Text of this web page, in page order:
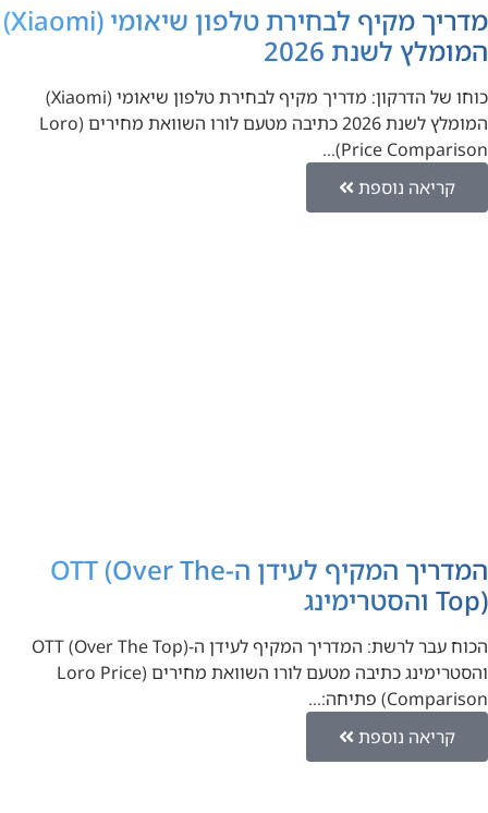
מדריך מקיף לבחירת טלפון שיאומי (Xiaomi)
המומלץ לשנת 2026
כוחו של הדרקון: מדריך מקיף לבחירת טלפון שיאומי (Xiaomi)
המומלץ לשנת 2026 כתיבה מטעם לורו השוואת מחירים (Loro
Price Comparison)…
קריאה נוספת
המדריך המקיף לעידן ה-OTT (Over The
Top) והסטרימינג
הכוח עבר לרשת: המדריך המקיף לעידן ה-OTT (Over The Top)
והסטרימינג כתיבה מטעם לורו השוואת מחירים (Loro Price
Comparison) פתיחה:…
קריאה נוספת